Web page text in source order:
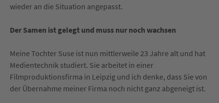
wieder an die Situation angepasst.
Der Samen ist gelegt und muss nur noch wachsen
Meine Tochter Suse ist nun mittlerweile 23 Jahre alt und hat
Medientechnik studiert. Sie arbeitet in einer
Filmproduktionsfirma in Leipzig und ich denke, dass Sie von
der Übernahme meiner Firma noch nicht ganz abgeneigt ist.